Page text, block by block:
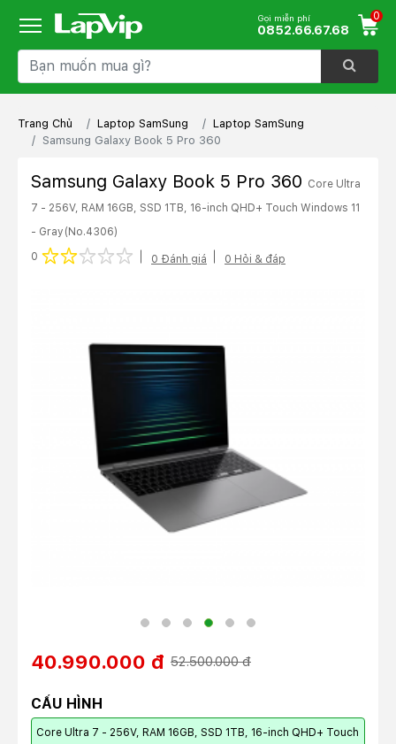
Gọi miễn phí
0852.66.67.68
0
Trang Chủ Laptop SamSung
Laptop SamSung
Samsung Galaxy Book 5 Pro 360
Samsung Galaxy Book 5 Pro 360 Core Ultra
7 - 256V, RAM 16GB, SSD 1TB, 16-inch QHD+ Touch Windows 11
- Gray (No.4306)
0
5 stars
4 stars
3 stars
2 stars
1 star 0 Đánh giá 0 Hỏi & đáp
40.990.000 đ 52.500.000 đ
CẤU HÌNH
Core Ultra 7 - 256V, RAM 16GB, SSD 1TB, 16-inch QHD+ Touch